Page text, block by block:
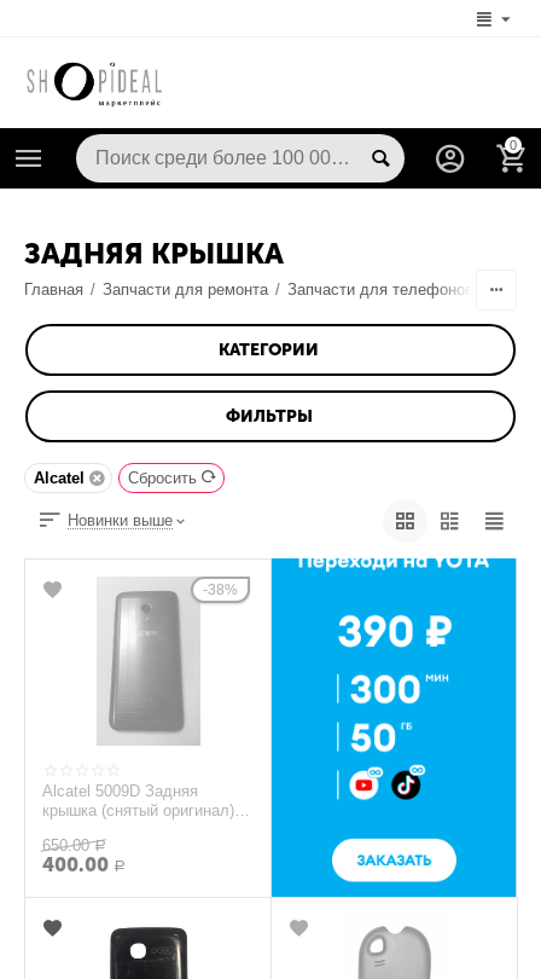
0
ЗАДНЯЯ КРЫШКА
Главная / Запчасти для ремонта / Запчасти для телефонов
КАТЕГОРИИ
ФИЛЬТРЫ
Alcatel Сбросить
Новинки выше
38%
Alcatel 5009D Задняя
крышка (снятый оригинал) -
650.00 Р
400.00 Р